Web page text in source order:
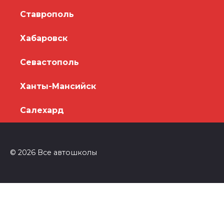
Ставрополь
Хабаровск
Севастополь
Ханты-Мансийск
Салехард
© 2026 Все автошколы